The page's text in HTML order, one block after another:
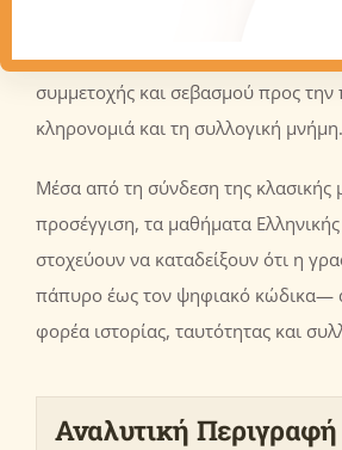
πολιτότητα μέσα από την
συμμετοχής και σεβασμού προς την
κληρονομιά και τη συλλογική μνήμη.
Μέσα από τη σύνδεση της κλασικής
προσέγγιση, τα μαθήματα
στοχεύουν να καταδείξουν ότι η
πάπυρο έως τον ψηφιακό κώδικα—
φορέα ιστορίας, ταυτότητας και
Αναλυτική Περιγραφή